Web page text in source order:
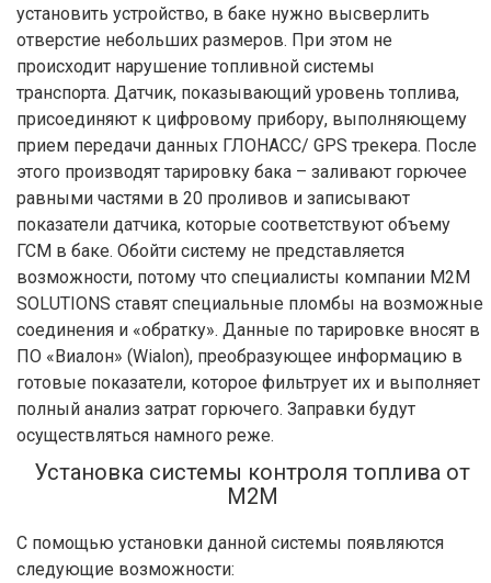
установить устройство, в баке нужно высверлить
отверстие небольших размеров. При этом не
происходит нарушение топливной системы
транспорта. Датчик, показывающий уровень топлива,
присоединяют к цифровому прибору, выполняющему
прием передачи данных ГЛОНАСС/ GPS трекера. После
этого производят тарировку бака – заливают горючее
равными частями в 20 проливов и записывают
показатели датчика, которые соответствуют объему
ГСМ в баке. Обойти систему не представляется
возможности, потому что специалисты компании M2M
SOLUTIONS ставят специальные пломбы на возможные
соединения и «обратку». Данные по тарировке вносят в
ПО «Виалон» (Wialon), преобразующее информацию в
готовые показатели, которое фильтрует их и выполняет
полный анализ затрат горючего. Заправки будут
осуществляться намного реже.
Установка системы контроля топлива от
М2М
С помощью установки данной системы появляются
следующие возможности: